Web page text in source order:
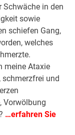
Schwäche in den
sowie
schiefen Gang,
welches
meine Ataxie
und
Vorwölbung
…erfahren Sie